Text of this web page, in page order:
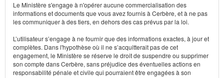
Le Ministère s'engage à n'opérer aucune commercialisation des
informations et documents que vous avez fournis à Cerbère, et à ne pas
les communiquer à des tiers, en dehors des cas prévus par la loi.
L’utilisateur s’engage à ne fournir que des informations exactes, à jour et
complètes. Dans l'hypothèse où il ne s’acquitterait pas de cet
engagement, le Ministère se réserve le droit de suspendre ou supprimer
son compte dans Cerbère, sans préjudice des éventuelles actions en
responsabilité pénale et civile qui pourraient être engagées à son